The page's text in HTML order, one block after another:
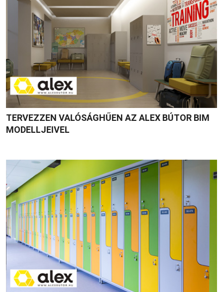
TERVEZZEN VALÓSÁGHŰEN AZ ALEX BÚTOR BIM
MODELLJEIVEL